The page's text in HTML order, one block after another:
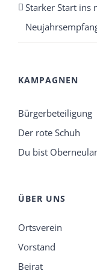
Starker Start ins
KAMPAGNEN
Bürgerbeteiligung
Der rote Schuh
Du bist
ÜBER UNS
Ortsverein
Vorstand
Beirat